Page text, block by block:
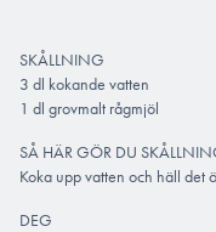
SKÅLLNING
3 dl kokande vatten
1 dl grovmalt rågmjöl
SÅ HÄR GÖR DU
Koka upp vatten och häll det
DEG